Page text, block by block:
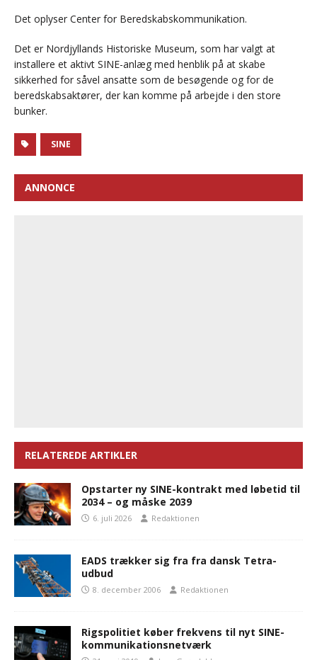
Det oplyser Center for Beredskabskommunikation.
Det er Nordjyllands Historiske Museum, som har valgt at
installere et aktivt SINE-anlæg med henblik på at skabe
sikkerhed for såvel ansatte som de besøgende og for de
beredskabsaktører, der kan komme på arbejde i den store
bunker.
SINE
ANNONCE
RELATEREDE ARTIKLER
Opstarter ny SINE-kontrakt med løbetid til
2034 – og måske 2039
6. juli 2026 Redaktionen
EADS trækker sig fra fra dansk Tetra-
udbud
8. december 2006 Redaktionen
Rigspolitiet køber frekvens til nyt SINE-
kommunikationsnetværk